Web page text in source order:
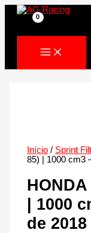
Skip
Início / Sprint
85) | 1000 cm3
| 1000
de